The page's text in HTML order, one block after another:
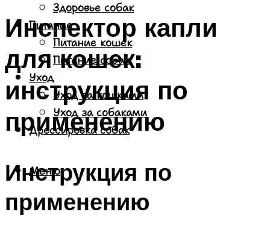
Здоровье собак
Питание
Питание кошек
Питание собак
Уход
Уход за кошками
Уход за собаками
Дрессировка собак
Меню
Инспектор капли
для кошек:
инструкция по
применению
Инструкция по
применению